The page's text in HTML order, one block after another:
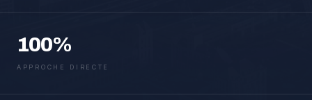
100%
APPROCHE DIRECTE